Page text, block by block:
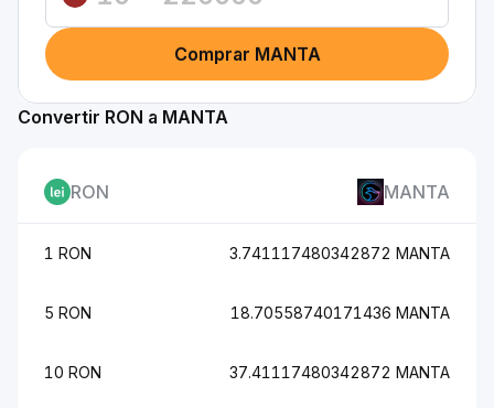
Comprar MANTA
Convertir RON a MANTA
RON MANTA
1 RON 3.741117480342872 MANTA
5 RON 18.70558740171436 MANTA
10 RON 37.41117480342872 MANTA